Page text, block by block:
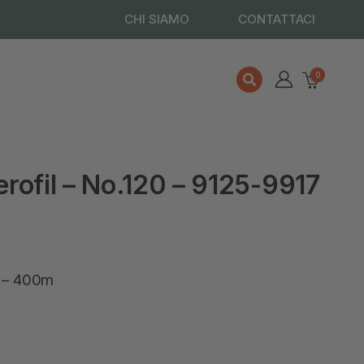
CHI SIAMO CONTATTACI
0
– No.120 – 9125-9917
400m